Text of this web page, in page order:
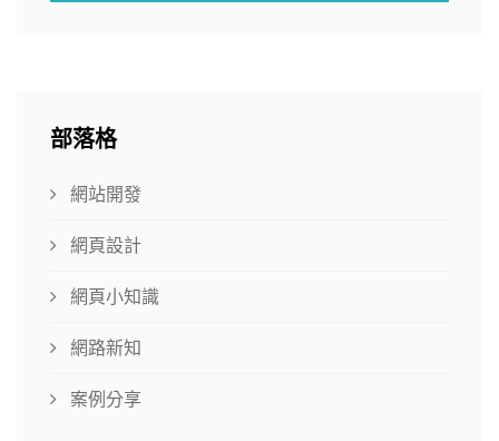
部落格
網站開發
網頁設計
網頁小知識
網路新知
案例分享